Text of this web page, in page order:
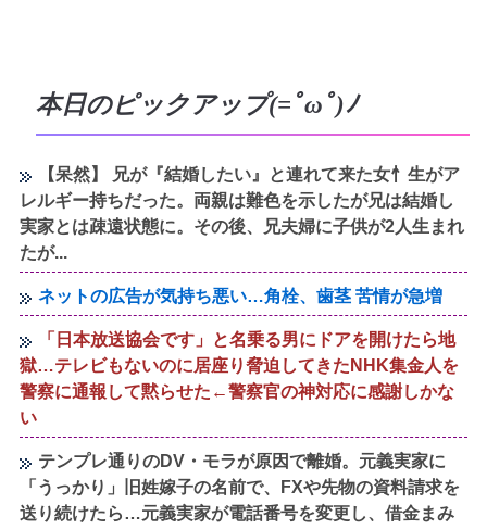
本日のピックアップ(=ﾟωﾟ)ﾉ
【呆然】 兄が『結婚したい』と連れて来た女忄生がア
レルギー持ちだった。両親は難色を示したが兄は結婚し
実家とは疎遠状態に。その後、兄夫婦に子供が2人生まれ
たが...
ネットの広告が気持ち悪い…角栓、歯茎 苦情が急増
「日本放送協会です」と名乗る男にドアを開けたら地
獄…テレビもないのに居座り脅迫してきたNHK集金人を
警察に通報して黙らせた←警察官の神対応に感謝しかな
い
テンプレ通りのDV・モラが原因で離婚。元義実家に
「うっかり」旧姓嫁子の名前で、FXや先物の資料請求を
送り続けたら…元義実家が電話番号を変更し、借金まみ